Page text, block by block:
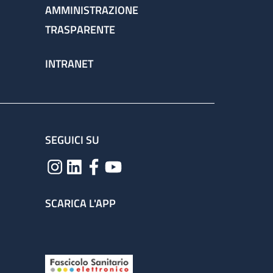
AMMINISTRAZIONE
TRASPARENTE
INTRANET
SEGUICI SU
SCARICA L'APP